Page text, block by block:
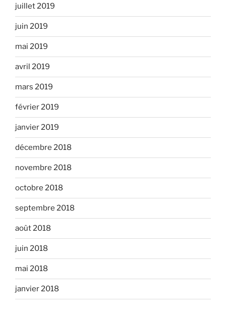
juillet 2019
juin 2019
mai 2019
avril 2019
mars 2019
février 2019
janvier 2019
décembre 2018
novembre 2018
octobre 2018
septembre 2018
août 2018
juin 2018
mai 2018
janvier 2018